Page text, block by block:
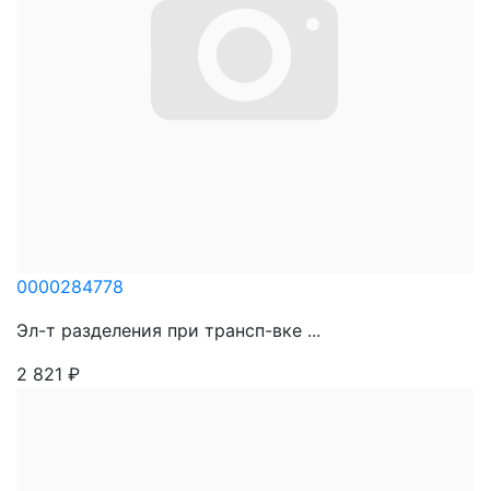
0000284778
Эл-т разделения при трансп-вке ...
2 821 ₽